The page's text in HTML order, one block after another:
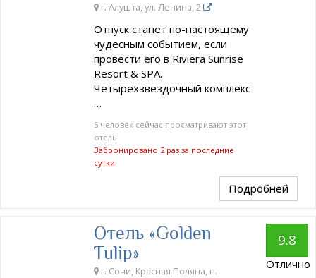
г. Алушта, ул. Ленина, 2
Отпуск станет по-настоящему
чудесным событием, если
провести его в Riviera Sunrise
Resort & SPA.
Четырехзвездочный комплекс
…
5 человек сейчас просматривают этот
отель
Забронировано 2 раз за последние
сутки
Подробней
Отель «Golden
Tulip»
г. Сочи, Красная Поляна, п.
9.8
Отлично